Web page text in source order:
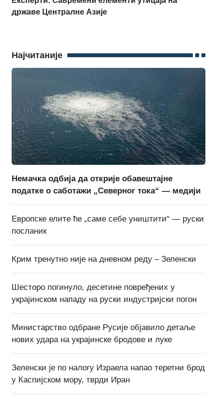
државе Централне Азије
Најчитаније
Немачка одбија да открије обавештајне
податке о саботажи „Северног тока“ — медији
Европске елите ће „саме себе уништити“ — руски
посланик
Крим тренутно није на дневном реду – Зеленски
Шесторо погинуло, десетине повређених у
украјинском нападу на руски индустријски погон
Министарство одбране Русије објавило детаље
нових удара на украјинске бродове и луке
Зеленски је по налогу Израела напао теретни брод
у Каспијском мору, тврди Иран